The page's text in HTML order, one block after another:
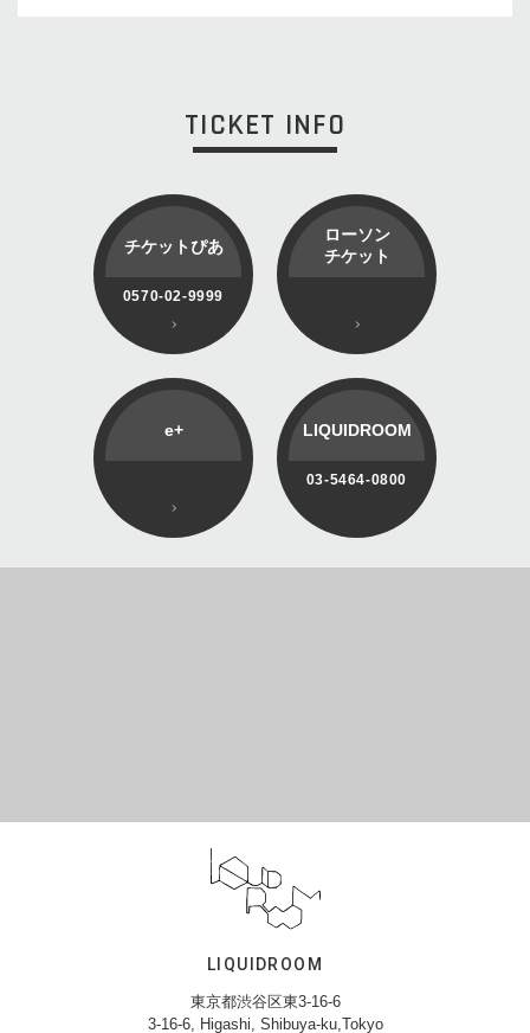
TICKET INFO
チケットぴあ
0570-02-9999
ローソン
チケット
e+ LIQUIDROOM
03-5464-0800
LIQUIDROOM
東京都渋谷区東3-16-6
3-16-6, Higashi, Shibuya-ku,Tokyo